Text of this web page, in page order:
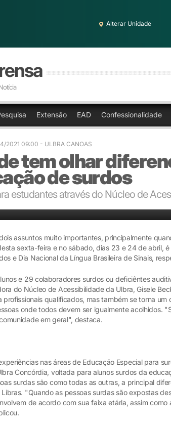
Alterar Unidade
Extensão EAD Confessionalidade
2021 09:00 - ULBRA CANOAS
tem olhar
de surdos
estudantes através do Núcleo de
assuntos muito importantes, principalmente
sexta-feira e no sábado, dias 23 e 24 de abril,
e Dia Nacional da Língua Brasileira de Sinais,
e 29 colaboradores surdos ou deficiêntes
do Núcleo de Acessibilidade da Ulbra, Gisele
profissionais qualificados, mas também se torna um
onde todos devem ser igualmente acolhidos.
em geral", destaca.
nas áreas de Educação Especial para
Concórdia, voltada para alunos surdos da
surdas são como todas as outras, a principal
"Quando as pessoas surdas são expostas
de acordo com sua faixa etária, assim como